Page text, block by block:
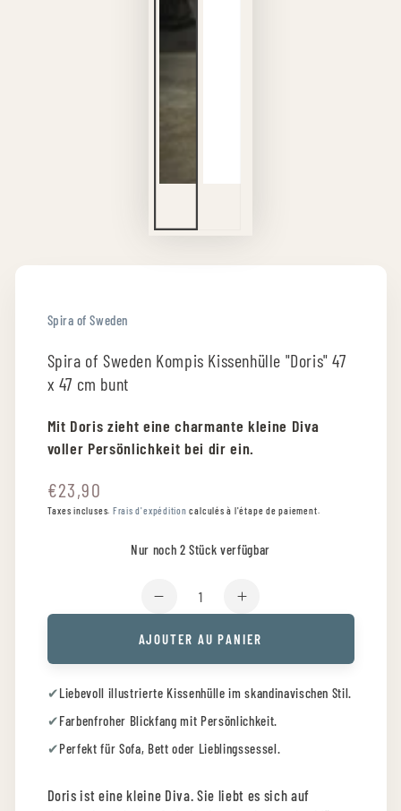
Spira of Sweden
Spira of Sweden Kompis Kissenhülle "Doris" 47
x 47 cm bunt
Mit Doris zieht eine charmante kleine Diva
voller Persönlichkeit bei dir ein.
Prix
normal
€23,90
Taxes incluses. Frais d'expédition calculés à l'étape de paiement.
Nur noch 2 Stück verfügbar
Quantité
Réduire
quantité
de
Spira
Sweden
Kompis
&quot;Doris&quot;
Augmenter
quantité
de
Spira
Sweden
Kompis
&quot;Doris&quot;
AJOUTER AU PANIER
✔Liebevoll illustrierte Kissenhülle im skandinavischen Stil.
✔Farbenfroher Blickfang mit Persönlichkeit.
✔Perfekt für Sofa, Bett oder Lieblingssessel.
Doris ist eine kleine Diva. Sie liebt es sich auf